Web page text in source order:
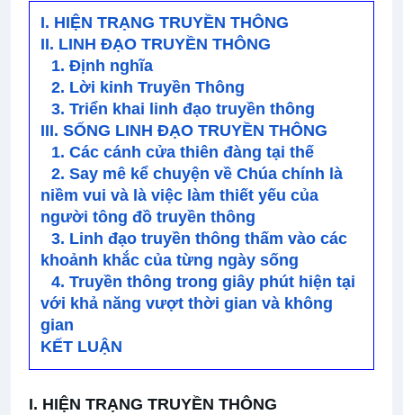
I. HIỆN TRẠNG TRUYỀN THÔNG
II. LINH ĐẠO TRUYỀN THÔNG
1. Định nghĩa
2. Lời kinh Truyền Thông
3. Triển khai linh đạo truyền thông
III. SỐNG LINH ĐẠO TRUYỀN THÔNG
1. Các cánh cửa thiên đàng tại thế
2. Say mê kể chuyện về Chúa chính là
niềm vui và là việc làm thiết yếu của
người tông đồ truyền thông
3. Linh đạo truyền thông thấm vào các
khoảnh khắc của từng ngày sống
4. Truyền thông trong giây phút hiện tại
với khả năng vượt thời gian và không
gian
KẾT LUẬN
I. HIỆN TRẠNG TRUYỀN THÔNG